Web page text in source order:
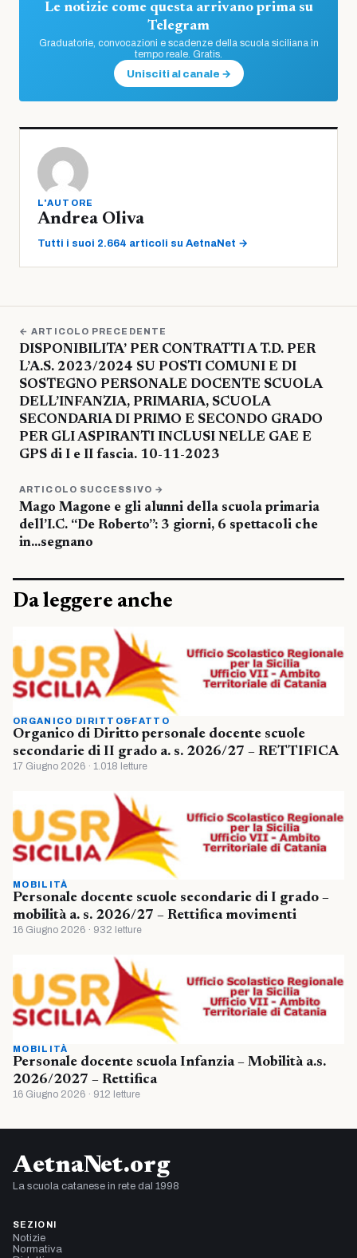
Le notizie come questa arrivano prima su
Telegram
Graduatorie, convocazioni e scadenze della scuola siciliana in
tempo reale. Gratis.
Unisciti al canale →
L'AUTORE
Andrea Oliva
Tutti i suoi 2.664 articoli su AetnaNet →
← ARTICOLO PRECEDENTE
DISPONIBILITA’ PER CONTRATTI A T.D. PER
L’A.S. 2023/2024 SU POSTI COMUNI E DI
SOSTEGNO PERSONALE DOCENTE SCUOLA
DELL’INFANZIA, PRIMARIA, SCUOLA
SECONDARIA DI PRIMO E SECONDO GRADO
PER GLI ASPIRANTI INCLUSI NELLE GAE E
GPS di I e II fascia. 10-11-2023
ARTICOLO SUCCESSIVO →
Mago Magone e gli alunni della scuola primaria
dell’I.C. “De Roberto”: 3 giorni, 6 spettacoli che
in…segnano
Da leggere anche
ORGANICO DIRITTO&FATTO
Organico di Diritto personale docente scuole
secondarie di II grado a. s. 2026/27 – RETTIFICA
17 Giugno 2026 · 1.018 letture
MOBILITÀ
Personale docente scuole secondarie di I grado –
mobilità a. s. 2026/27 – Rettifica movimenti
16 Giugno 2026 · 932 letture
MOBILITÀ
Personale docente scuola Infanzia – Mobilità a.s.
2026/2027 – Rettifica
16 Giugno 2026 · 912 letture
AetnaNet.org
La scuola catanese in rete dal 1998
SEZIONI
Notizie
Normativa